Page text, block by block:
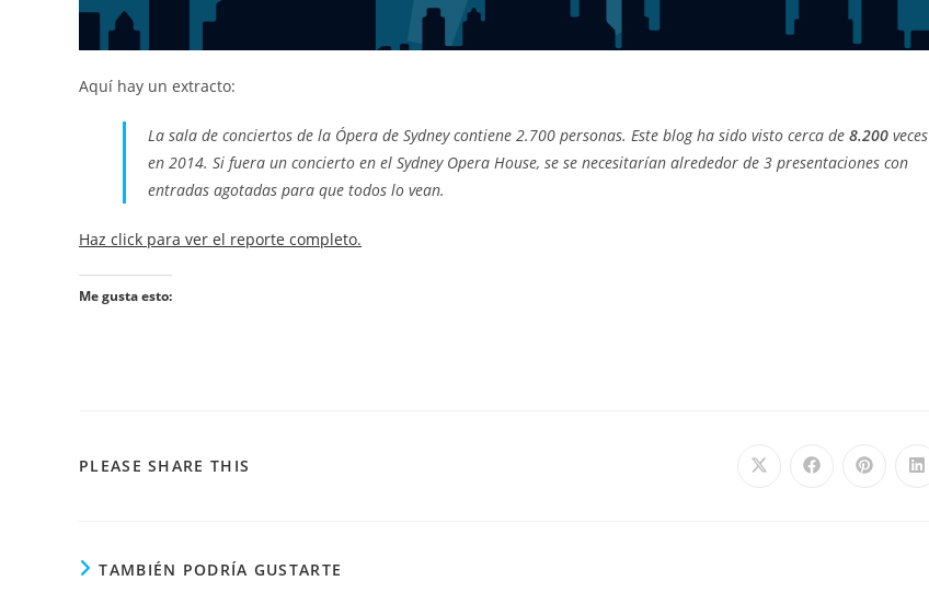
Aquí hay un extracto:
La sala de conciertos de la Ópera de Sydney contiene 2.700 personas. Este blog ha sido visto cerca de 8.200 veces
en 2014. Si fuera un concierto en el Sydney Opera House, se se necesitarían alrededor de 3 presentaciones con
entradas agotadas para que todos lo vean.
Haz click para ver el reporte completo.
Me gusta esto:
PLEASE SHARE THIS
TAMBIÉN PODRÍA GUSTARTE